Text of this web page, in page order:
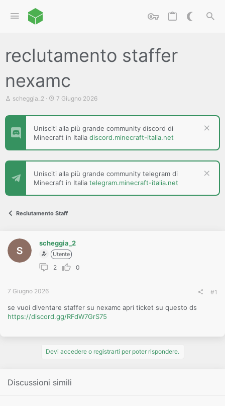
reclutamento staffer
nexamc
C
e
t
o
D
s
u
e
scheggia_2
D
t
d
i
i
z
i
o
7 Giugno 2026
Unisciti alla più grande community discord di
Minecraft in Italia discord.minecraft-italia.net
Unisciti alla più grande community telegram di
Minecraft in Italia telegram.minecraft-italia.net
Reclutamento Staff
scheggia_2
Utente
2 0
7 Giugno 2026 #1
se vuoi diventare staffer su nexamc apri ticket su questo ds
https://discord.gg/RFdW7GrS75
Devi accedere o registrarti per poter rispondere.
Discussioni simili